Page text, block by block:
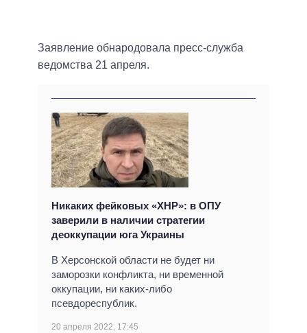
Заявление обнародовала пресс-служба
ведомства 21 апреля.
Никаких фейковых «ХНР»: в ОПУ
заверили в наличии стратегии
деоккупации юга Украины
В Херсонской области не будет ни
заморозки конфликта, ни временной
оккупации, ни каких-либо
псевдореспублик.
20 апреля 2022, 17:45